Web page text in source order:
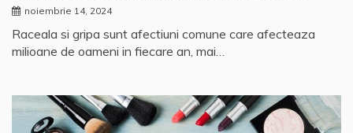
noiembrie 14, 2024
Raceala si gripa sunt afectiuni comune care afecteaza
milioane de oameni in fiecare an, mai…